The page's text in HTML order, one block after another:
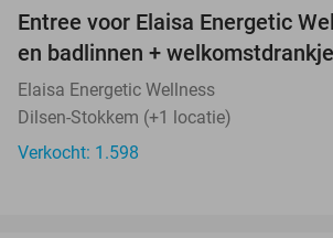
Entree voor Elaisa Energetic
en badlinnen + welkomstdrankje
Elaisa Energetic Wellness
Dilsen-Stokkem (+1 locatie)
Verkocht: 1.598